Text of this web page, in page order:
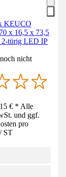
KEUCO
x 16,5 x 73,5
2-türig LED IP
nicht
€ * Alle
und ggf.
pro
/ ST